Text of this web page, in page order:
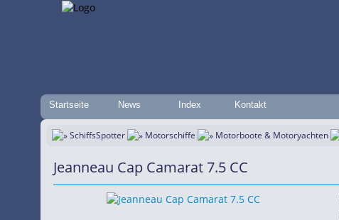
Startseite News Index Kontakt
SchiffsSpotter Motorschiffe Motorboote & Motoryachten
Jeanneau Cap Camarat 7.5 CC